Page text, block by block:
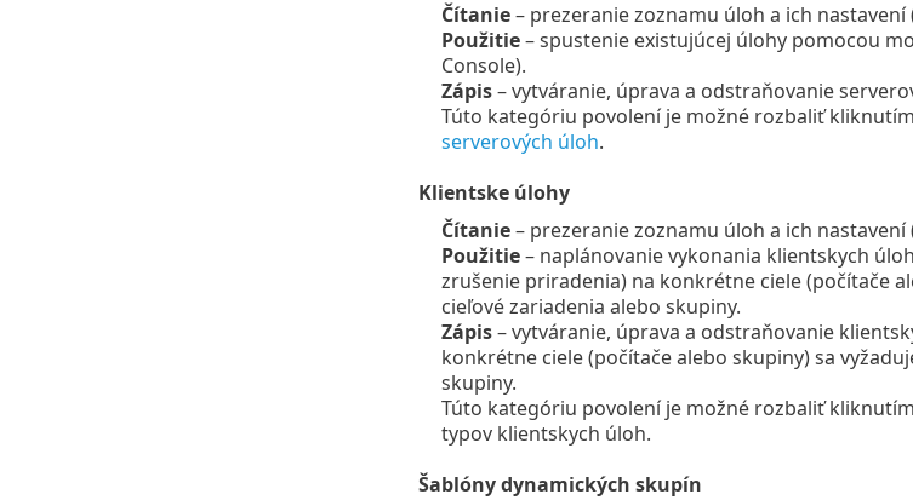
Čítanie– prezeranie zoznamu úloh a ich
Použitie– spustenie existujúcej úlohy pomocou
Console).
Zápis– vytváranie, úprava a odstraňovanie
Túto kategóriu povolení je možné rozbaliť
serverových úloh.
Klientske úlohy
Čítanie– prezeranie zoznamu úloh a ich
Použitie– naplánovanie vykonania klientskych
zrušenie priradenia) na konkrétne ciele (počítače
cieľové zariadenia alebo skupiny.
Zápis– vytváranie, úprava a odstraňovanie
konkrétne ciele (počítače alebo skupiny) sa
skupiny.
Túto kategóriu povolení je možné rozbaliť
typov klientskych úloh.
Šablóny dynamických skupín